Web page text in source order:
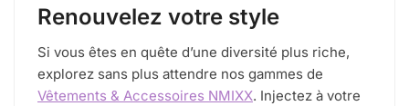
Renouvelez votre style
Si vous êtes en quête d’une diversité plus riche,
explorez sans plus attendre nos gammes de
Vêtements & Accessoires NMIXX. Injectez à votre